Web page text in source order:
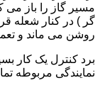
مسیر گاز را باز
گر ) در کنار شعله
روشن می ماند و
برد کنترل یک کار
نمایندگی مربوطه